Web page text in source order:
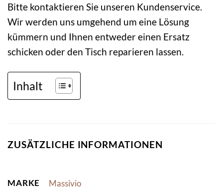
Bitte kontaktieren Sie unseren Kundenservice.
Wir werden uns umgehend um eine Lösung
kümmern und Ihnen entweder einen Ersatz
schicken oder den Tisch reparieren lassen.
Inhalt
ZUSÄTZLICHE INFORMATIONEN
MARKE Massivio